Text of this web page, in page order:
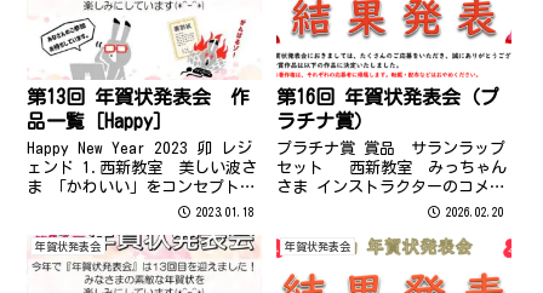
第13回 年賀状発表会 作
品一覧［Happy］
Happy New Year 2023 卯 レジ
ェンド 1.西新教室 美しい波さ
ま 「かわいい」をコンセプトに
小学生～中学生の女子向けに作
れてくれるか、不安 2.西新教
室 美しい波さま 「正月」と
「お酒」をテーマ...
2023.01.18
第16回 年賀状発表会（プ
ラチナ賞）
プラチナ賞 賞品 サランラップ
セット 西新教室 みっちゃん
さま インストラクターのコメン
トプラチナ賞受賞、おめでとう
かけの思い出がたくさん詰まっ
なりましたね＾＾見ているだけ
2026.02.20
年賀状発表会 年賀状発表会